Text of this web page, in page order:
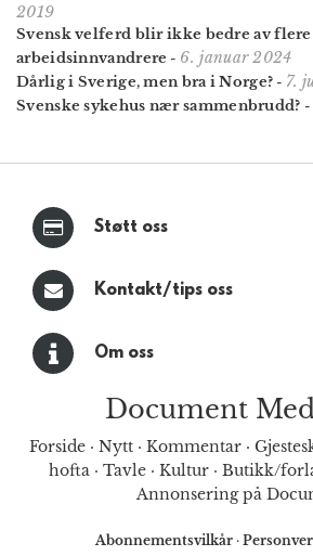
2019
Svensk velferd blir ikke bedre av
arbeids­innvandrere - 6. januar 2024
Dårlig i Sverige, men bra i Norge? - 7.
Svenske sykehus nær sammenbrudd? -
Støtt oss
Kontakt/tips oss
Om oss
Document
Forside · Nytt · Kommentar ·
hofta· Tavle· Kultur· Butikk/
Annonsering på
Abonnementsvilkår ·